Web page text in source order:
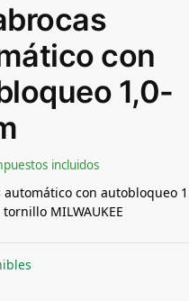
con
1,0-
incluidos
automático con autobloqueo
MILWAUKEE